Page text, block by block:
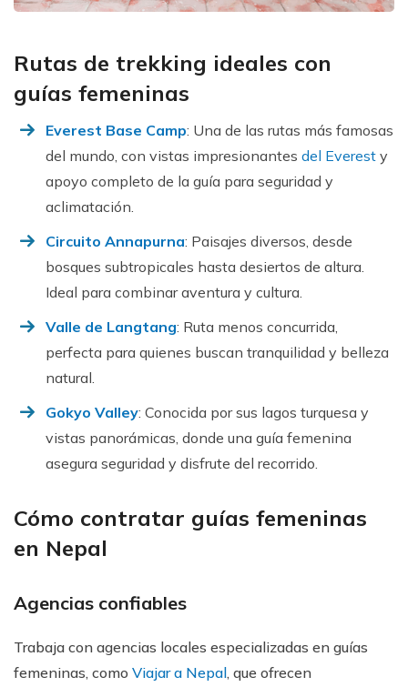
Rutas de trekking ideales con
guías femeninas
Everest Base Camp: Una de las rutas más famosas
del mundo, con vistas impresionantes del Everest y
apoyo completo de la guía para seguridad y
aclimatación.
Circuito Annapurna: Paisajes diversos, desde
bosques subtropicales hasta desiertos de altura.
Ideal para combinar aventura y cultura.
Valle de Langtang: Ruta menos concurrida,
perfecta para quienes buscan tranquilidad y belleza
natural.
Gokyo Valley: Conocida por sus lagos turquesa y
vistas panorámicas, donde una guía femenina
asegura seguridad y disfrute del recorrido.
Cómo contratar guías femeninas
en Nepal
Agencias confiables
Trabaja con agencias locales especializadas en guías
femeninas, como Viajar a Nepal, que ofrecen